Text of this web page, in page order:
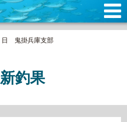
日 鬼掛兵庫支部
釣果